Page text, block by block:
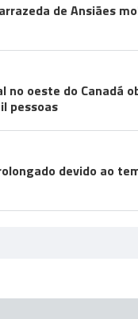
de Ansiães
no oeste do Canadá
pessoas
devido ao